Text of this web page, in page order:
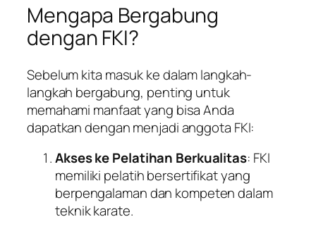
Mengapa Bergabung
dengan FKI?
Sebelum kita masuk ke dalam langkah-
langkah bergabung, penting untuk
memahami manfaat yang bisa Anda
dapatkan dengan menjadi anggota FKI:
Akses ke Pelatihan Berkualitas: FKI
memiliki pelatih bersertifikat yang
berpengalaman dan kompeten dalam
teknik karate.